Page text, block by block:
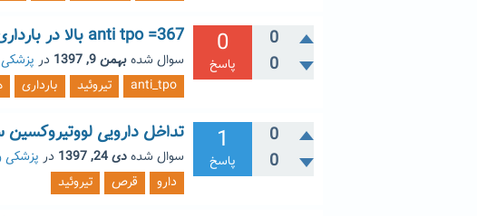
0
0
0
پاسخ
anti tpo =367 بالا در بارداری
سوال شدهبهمن 9, 1397 در
anti_tpo
تیروئید بارداری
0
0
1
پاسخ
تداخل دارویی
سوال شدهدی 24, 1397 در پزشکی
دارو
قرص تیروئید